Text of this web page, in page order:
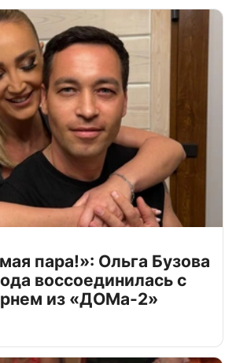
пара!»: Ольга Бузова
воссоединилась с
из «ДОМа-2»